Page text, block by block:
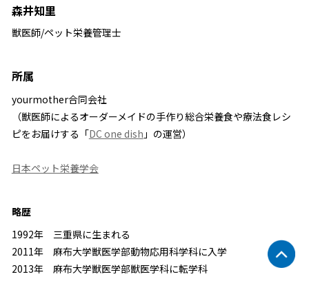
森井知里
獣医師/ペット栄養管理士
所属
yourmother合同会社
（獣医師によるオーダーメイドの手作り総合栄養食や療法食レシ
ピをお届けする「DC one dish 」の運営）
日本ペット栄養学会
略歴
1992年 三重県に生まれる
2011年 麻布大学獣医学部動物応用科学科に入学
2013年 麻布大学獣医学部獣医学科に転学科